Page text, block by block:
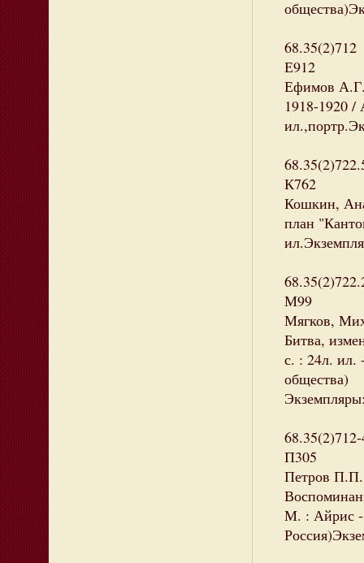
68.35(2)712
Е912
Ефимов
1918-1920
К762
Кошкин,
план
М99
Мягков,
Битва,
с. : 24л. ил.
общества)
П305
Петров П.П.
М. : Айрис -